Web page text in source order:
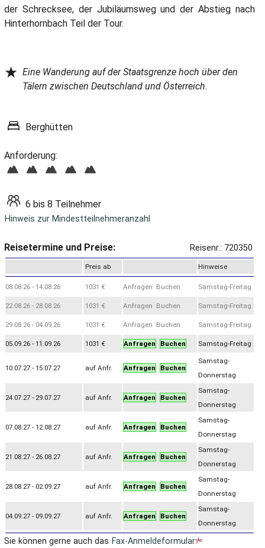
der Schrecksee, der Jubiläumsweg und der Abstieg nach
Hinterhornbach Teil der Tour.
★ Eine Wanderung auf der Staatsgrenze hoch über den
Tälern zwischen Deutschland und Österreich.
Berghütten
Anforderung:
6 bis 8 Teilnehmer
Hinweis zur Mindestteilnehmeranzahl
Reisetermine und Preise: Reisenr.: 720350
Preis ab Hinweise
08.08.26 - 14.08.26 1031 € Anfragen Buchen Samstag-Freitag
22.08.26 - 28.08.26 1031 € Anfragen Buchen Samstag-Freitag
29.08.26 - 04.09.26 1031 € Anfragen Buchen Samstag-Freitag
05.09.26 - 11.09.26 1031 € Anfragen Buchen Samstag-Freitag
10.07.27 - 15.07.27 auf Anfr. Anfragen Buchen
Samstag-
Donnerstag
24.07.27 - 29.07.27 auf Anfr. Anfragen Buchen
Samstag-
Donnerstag
07.08.27 - 12.08.27 auf Anfr. Anfragen Buchen
Samstag-
Donnerstag
21.08.27 - 26.08.27 auf Anfr. Anfragen Buchen
Samstag-
Donnerstag
28.08.27 - 02.09.27 auf Anfr. Anfragen Buchen
Samstag-
Donnerstag
04.09.27 - 09.09.27 auf Anfr. Anfragen Buchen
Samstag-
Donnerstag
Sie können gerne auch das Fax-Anmeldeformular